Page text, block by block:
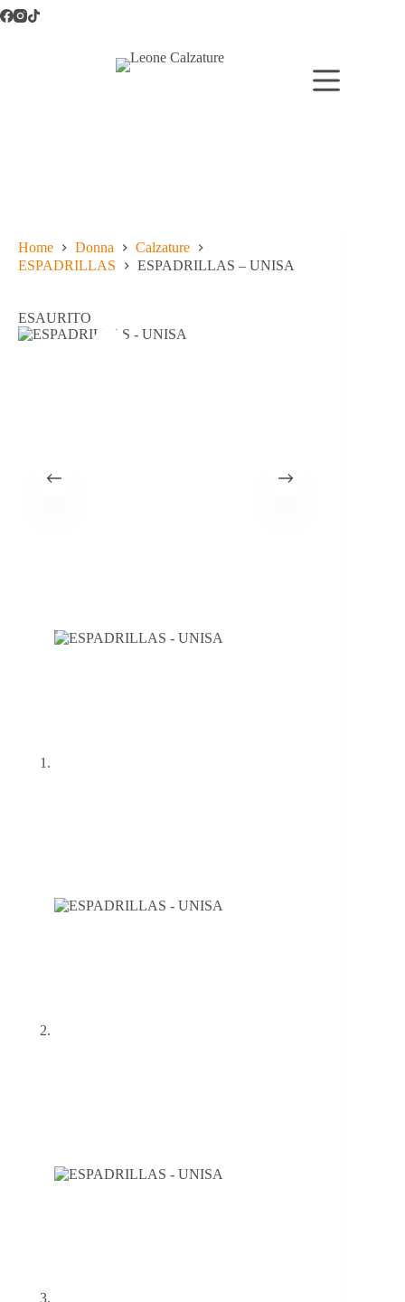
Salta
al
Home Donna
Calzature
ESPADRILLAS
ESPADRILLAS – UNISA
ESAURITO